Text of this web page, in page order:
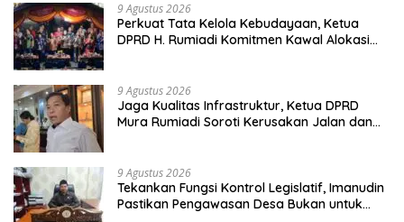
9 Agustus 2026
Perkuat Tata Kelola Kebudayaan, Ketua
DPRD H. Rumiadi Komitmen Kawal Alokasi
9 Agustus 2026
Jaga Kualitas Infrastruktur, Ketua DPRD
Mura Rumiadi Soroti Kerusakan Jalan dan
9 Agustus 2026
Tekankan Fungsi Kontrol Legislatif, Imanudin
Pastikan Pengawasan Desa Bukan untuk